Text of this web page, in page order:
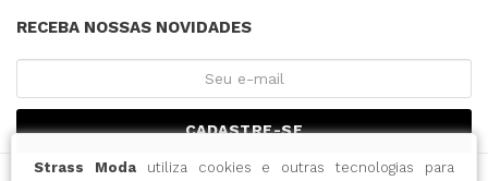
Strass Modautiliza cookies e outras tecnologias para
RECEBA NOSSAS NOVIDADES
CADASTRE-SE